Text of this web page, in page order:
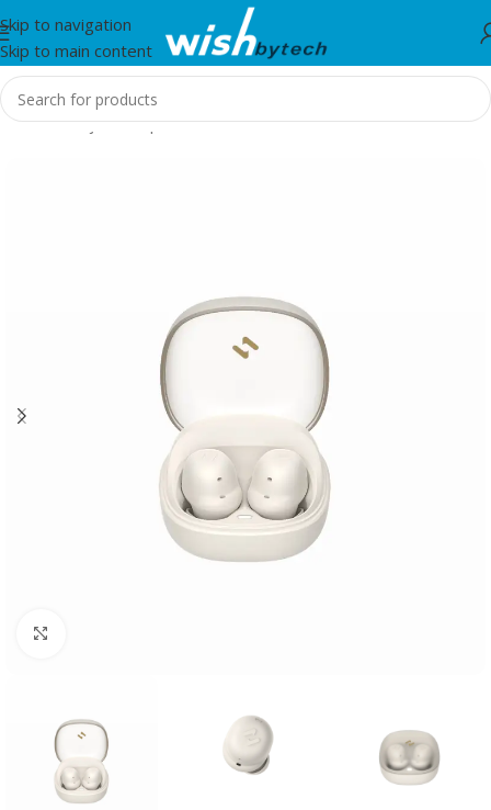
Skip to navigation
Skip to main content
Home/Kufje dhe Spiker